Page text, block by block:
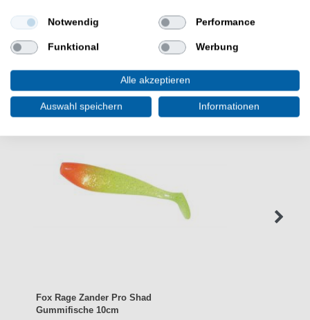
WEITERE INTERESSANTE ARTIKEL
Fox Rage Zander Pro Shad
Gummifische 10cm
Notwendig Performance
Funktional Werbung
Alle akzeptieren
Auswahl speichern Informationen